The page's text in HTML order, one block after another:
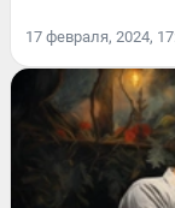
17 февраля, 2024,